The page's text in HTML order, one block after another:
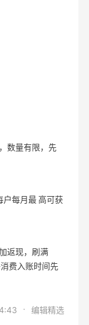
数量有限，先
户每月最 高可获
返现，刷满
费入账时间先
· 编辑精选
卖！入手珑骧、
等